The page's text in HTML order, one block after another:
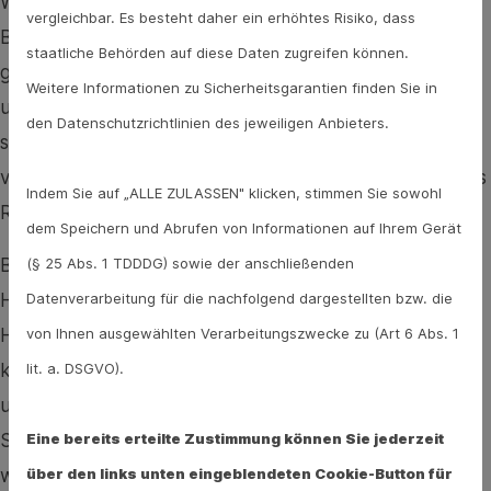
Betablockern ist die Senkung des Blutdrucks. Dies
geschieht durch die Verringerung der Herzfrequenz
und die Verminderung der Kraft, mit der das Herz
schlägt. Indem sie den Widerstand in den Blutgefäßen
verringern, helfen sie den Blutdruck zu senken und das
Risiko von Herz-Kreislauf-Erkrankungen zu reduzieren.
Betablocker werden außerdem häufig Menschen mit
Herzerkrankungen verschrieben, da sie das Risiko von
Herzinfarkten und Herzrythmusstörungen senken
können. Indem sie die Belastung auf den Herzmuskel
und das Herz verringern, können sie auch helfen,
Symptome von Angina pectoris zu lindern. Zudem
werden sie zur Behandlung von
vergleichbar. Es besteht daher ein erhöhtes Risiko, dass
staatliche Behörden auf diese Daten zugreifen können.
Weitere Informationen zu Sicherheitsgarantien finden Sie in
den Datenschutzrichtlinien des jeweiligen Anbieters.
Indem Sie auf „ALLE ZULASSEN" klicken, stimmen Sie sowohl
dem Speichern und Abrufen von Informationen auf Ihrem Gerät
(§ 25 Abs. 1 TDDDG) sowie der anschließenden
Datenverarbeitung für die nachfolgend dargestellten bzw. die
von Ihnen ausgewählten Verarbeitungszwecke zu (Art 6 Abs. 1
lit. a. DSGVO).
Eine bereits erteilte Zustimmung können Sie jederzeit
über den links unten eingeblendeten Cookie-Button für